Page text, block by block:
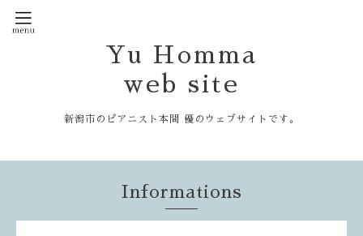
Yu Homma
web site
新潟市のピアニスト本間 優のウェブサイトです。
Informations